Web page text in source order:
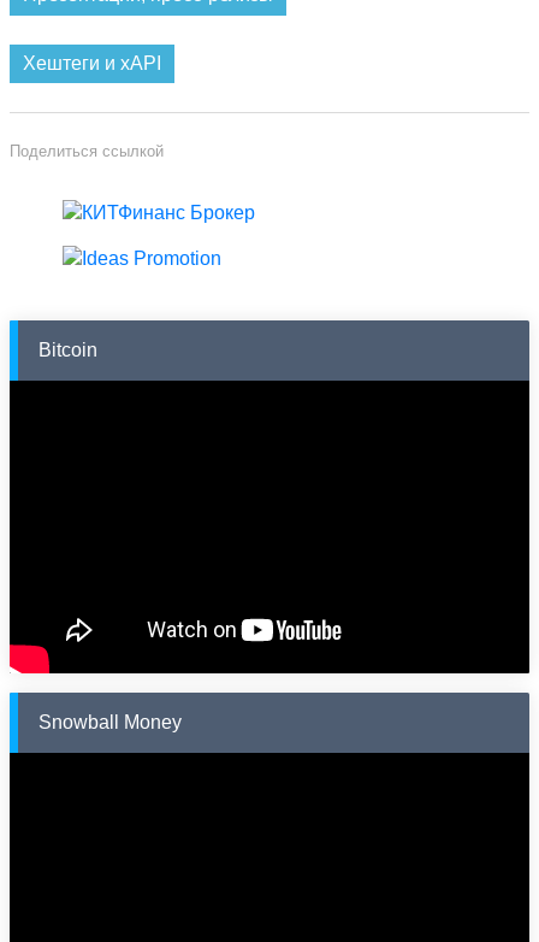
Хештеги и xAPI
Поделиться ссылкой
Bitcoin
Snowball Money